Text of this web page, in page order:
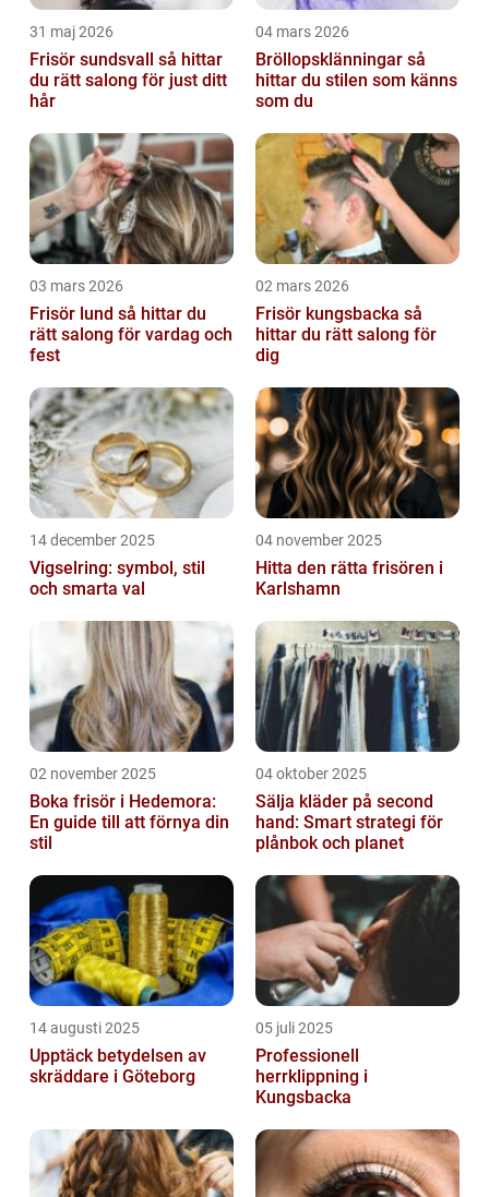
31 maj 2026
Frisör sundsvall så hittar
du rätt salong för just ditt
hår
04 mars 2026
Bröllopsklänningar så
hittar du stilen som känns
som du
03 mars 2026
Frisör lund så hittar du
rätt salong för vardag och
fest
02 mars 2026
Frisör kungsbacka så
hittar du rätt salong för
dig
14 december 2025
Vigselring: symbol, stil
och smarta val
04 november 2025
Hitta den rätta frisören i
Karlshamn
02 november 2025
Boka frisör i Hedemora:
En guide till att förnya din
stil
04 oktober 2025
Sälja kläder på second
hand: Smart strategi för
plånbok och planet
14 augusti 2025
Upptäck betydelsen av
skräddare i Göteborg
05 juli 2025
Professionell
herrklippning i
Kungsbacka